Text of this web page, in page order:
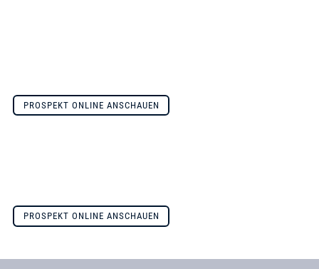
PROSPEKT ONLINE ANSCHAUEN
PROSPEKT ONLINE ANSCHAUEN